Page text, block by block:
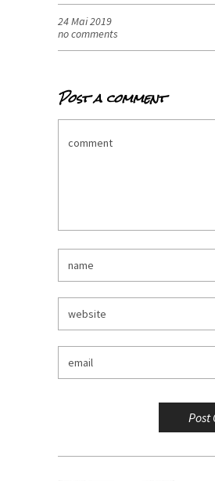
24 Mai 2019
no comments
Post a comment